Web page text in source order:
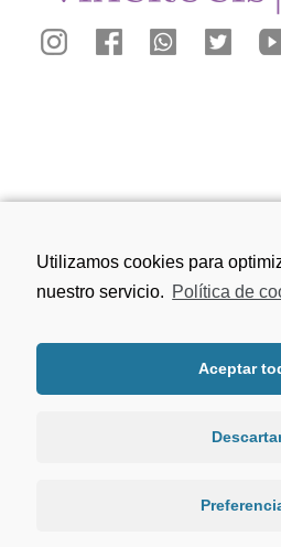
Utilizamos cookies para
nuestro servicio. Política de
Aceptar
Granada